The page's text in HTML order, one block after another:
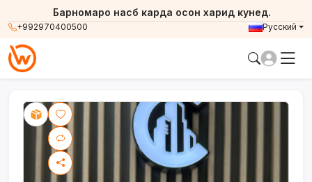
+992970400500
Барномаро насб карда осон харид кунед.
Русский